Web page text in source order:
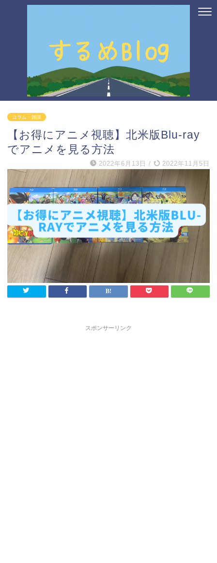
コラム・雑談
【お得にアニメ視聴】北米版Blu-ray
でアニメを見る方法
2022年6月13日 / 2022年11月5日
スポンサーリンク